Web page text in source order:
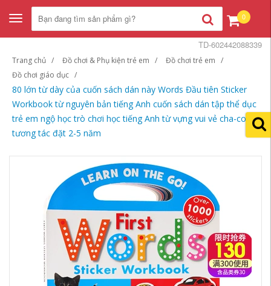
Toggle
navigation
0
Trang chủ Đồ chơi & Phụ kiện trẻ em
Đồ chơi trẻ em
Đồ chơi giáo dục
80 lớn từ dày của cuốn sách dán này Words Đầu tiên Sticker
Workbook từ nguyên bản tiếng Anh cuốn sách dán tập thể dục
trẻ em ngộ học trò chơi học tiếng Anh từ vựng vui vẻ cha-con
tương tác đặt 2-5 năm
TD-602442088339